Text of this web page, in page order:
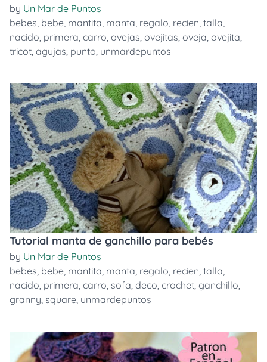
by Un Mar de Puntos
bebes, bebe, mantita, manta, regalo, recien, talla,
nacido, primera, carro, ovejas, ovejitas, oveja, ovejita,
tricot, agujas, punto, unmardepuntos
Tutorial manta de ganchillo para bebés
by Un Mar de Puntos
bebes, bebe, mantita, manta, regalo, recien, talla,
nacido, primera, carro, sofa, deco, crochet, ganchillo,
granny, square, unmardepuntos